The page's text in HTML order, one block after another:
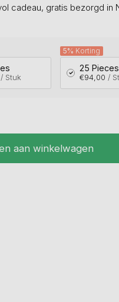
cadeau, gratis bezorgd in
/ Stuk
5% Korting
25 Pieces
€94,00 /
aan winkelwagen